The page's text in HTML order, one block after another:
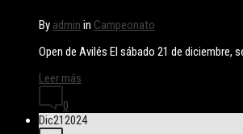
By admin in Campeonato
Open de Avilés El sábado 21 de diciembre,
Leer más
0
Dic212024